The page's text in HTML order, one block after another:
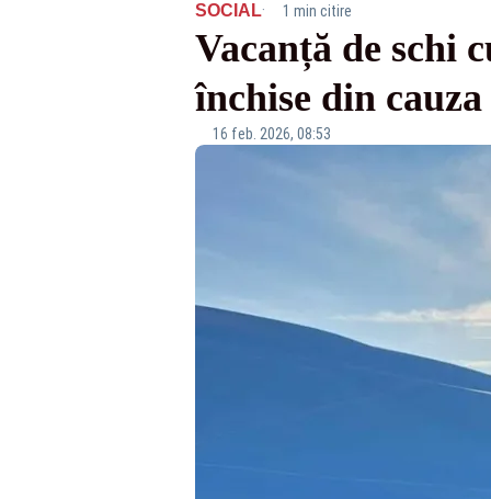
SOCIAL· 1 min citire
Vacanță de schi
închise din
16 feb. 2026, 08:53